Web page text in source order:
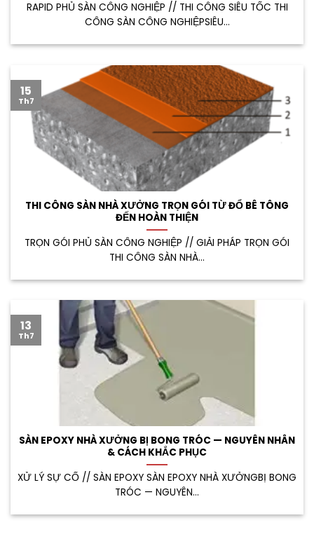
RAPID PHỦ SÀN CÔNG NGHIỆP // THI CÔNG SIÊU TỐC THI
CÔNG SÀN CÔNG NGHIỆPSIÊU...
THI CÔNG SÀN NHÀ XƯỞNG TRỌN GÓI TỪ ĐỔ BÊ TÔNG
ĐẾN HOÀN THIỆN
TRỌN GÓI PHỦ SÀN CÔNG NGHIỆP // GIẢI PHÁP TRỌN GÓI
THI CÔNG SÀN NHÀ...
15
Th7
SÀN EPOXY NHÀ XƯỞNG BỊ BONG TRÓC — NGUYÊN NHÂN
& CÁCH KHẮC PHỤC
XỬ LÝ SỰ CỐ // SÀN EPOXY SÀN EPOXY NHÀ XƯỞNGBỊ BONG
TRÓC — NGUYÊN...
13
Th7